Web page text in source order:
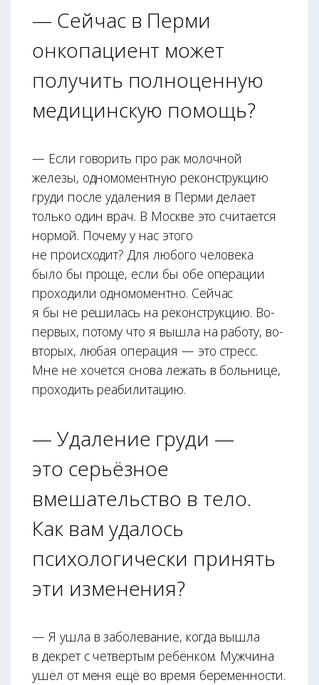
— Сейчас в Перми
онкопациент может
получить полноценную
медицинскую помощь?
— Если говорить про рак молочной
железы, одномоментную реконструкцию
груди после удаления в Перми делает
только один врач. В Москве это считается
нормой. Почему у нас этого
не происходит? Для любого человека
было бы проще, если бы обе операции
проходили одномоментно. Сейчас
я бы не решилась на реконструкцию. Во-
первых, потому что я вышла на работу, во-
вторых, любая операция — это стресс.
Мне не хочется снова лежать в больнице,
проходить реабилитацию.
— Удаление груди —
это серьёзное
вмешательство в тело.
Как вам удалось
психологически принять
эти изменения?
— Я ушла в заболевание, когда вышла
в декрет с четвёртым ребёнком. Мужчина
ушёл от меня ещё во время беременности.